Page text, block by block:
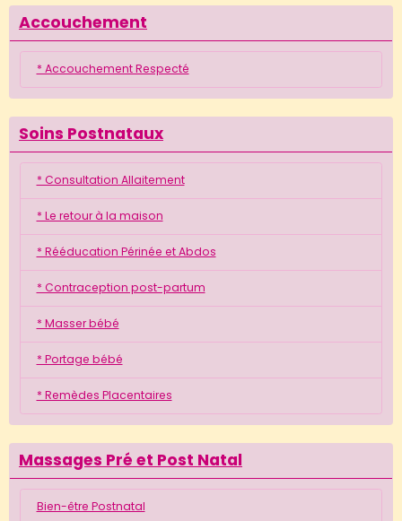
Accouchement
* Accouchement Respecté
Soins Postnataux
* Consultation Allaitement
* Le retour à la maison
* Rééducation Périnée et Abdos
* Contraception post-partum
* Masser bébé
* Portage bébé
* Remèdes Placentaires
Massages Pré et Post Natal
Bien-être Postnatal